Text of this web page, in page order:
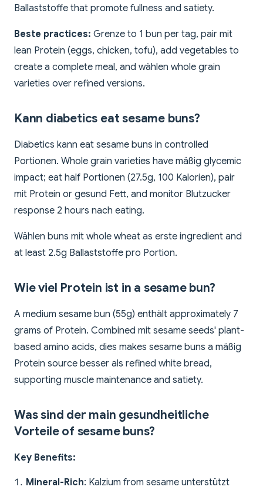
Ballaststoffe that promote fullness and satiety.
Beste practices: Grenze to 1 bun per tag, pair mit
lean Protein (eggs, chicken, tofu), add vegetables to
create a complete meal, and wählen whole grain
varieties over refined versions.
Kann diabetics eat sesame buns?
Diabetics kann eat sesame buns in controlled
Portionen. Whole grain varieties have mäßig glycemic
impact; eat half Portionen (27.5g, 100 Kalorien), pair
mit Protein or gesund Fett, and monitor Blutzucker
response 2 hours nach eating.
Wählen buns mit whole wheat as erste ingredient and
at least 2.5g Ballaststoffe pro Portion.
Wie viel Protein ist in a sesame bun?
A medium sesame bun (55g) enthält approximately 7
grams of Protein. Combined mit sesame seeds' plant-
based amino acids, dies makes sesame buns a mäßig
Protein source besser als refined white bread,
supporting muscle maintenance and satiety.
Was sind der main gesundheitliche
Vorteile of sesame buns?
Key Benefits:
Mineral-Rich: Kalzium from sesame unterstützt